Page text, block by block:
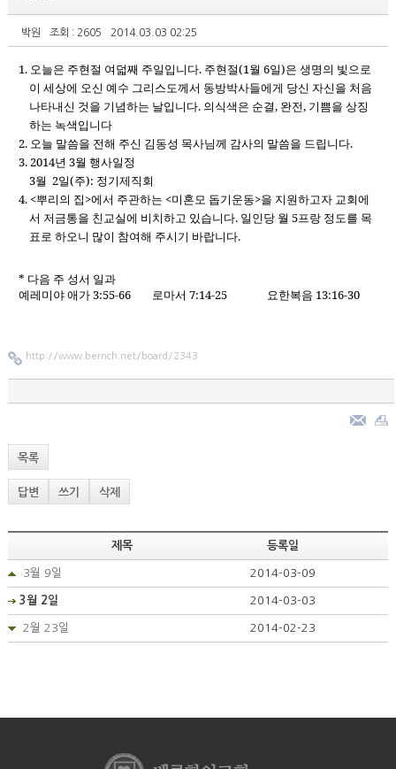
박원 조회 : 2605 2014.03.03 02:25
1. 오늘은 주현절 여덟째 주일입니다. 주현절(1월 6일)은 생명의 빛으로
이 세상에 오신 예수 그리스도께서 동방박사들에게 당신 자신을 처음
나타내신 것을 기념하는 날입니다. 의식색은 순결, 완전, 기쁨을 상징
하는 녹색입니다
2. 오늘 말씀을 전해 주신 김동성 목사님께 감사의 말씀을 드립니다.
3. 2014년3월 행사일정
3월 2일(주): 정기제직회
4. <뿌리의 집>에서 주관하는 <미혼모 돕기운동>을 지원하고자 교회에
서 저금통을 친교실에 비치하고 있습니다. 일인당 월 5프랑 정도를 목
표로 하오니 많이 참여해 주시기 바랍니다.
* 다음 주 성서 일과
예레미야 애가3:55-66 로마서 7:14-25 요한복음 13:16-30
http://www.bernch.net/board/2343
목록
답변 쓰기 삭제
제목 등록일
3월 9일 2014-03-09
3월 2일 2014-03-03
2월 23일 2014-02-23